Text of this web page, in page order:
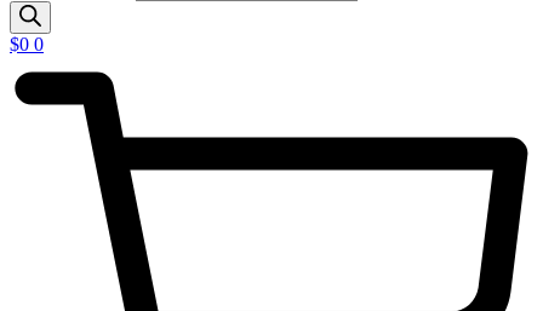
$0 0